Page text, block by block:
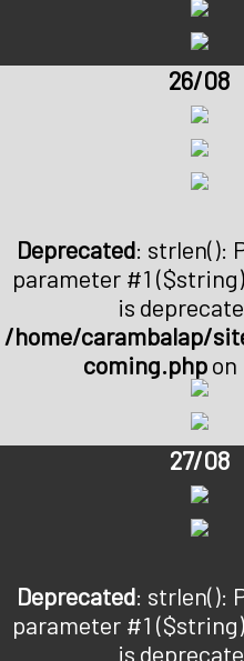
26/08
Deprecated: strlen():
parameter #1
is
/home/carambalap/
coming.php
27/08
Deprecated: strlen():
parameter #1
is